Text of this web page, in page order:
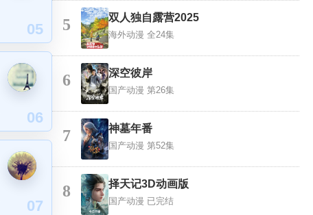
05
06
07
5 双人独自露营2025
海外动漫 全24集
6 深空彼岸
国产动漫 第26集
7 神墓年番
国产动漫 第52集
8 择天记3D动画版
国产动漫 已完结